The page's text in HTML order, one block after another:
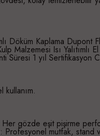
Kaplama Dupont
Malzemesi Isı Yalıtımlı
1 yıl Sertifikasyon
eşit pişirme
Profesyonel mutfak,